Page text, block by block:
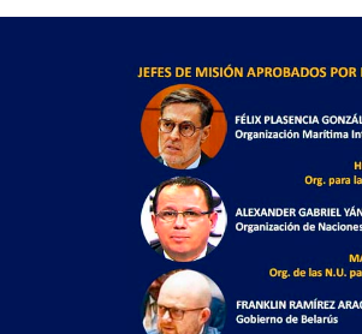
Principios y Valores
Normativa Interna
Naturaleza Jurídica del